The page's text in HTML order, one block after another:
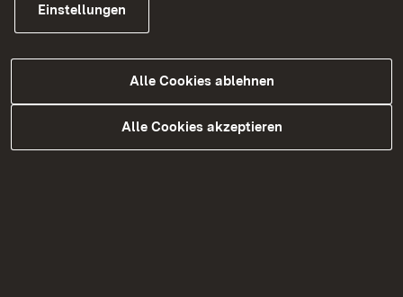
Einstellungen
Alle Cookies ablehnen
Alle Cookies akzeptieren